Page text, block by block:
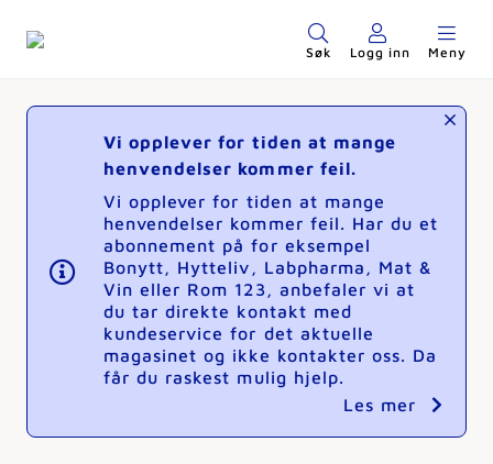
Søk Logg inn Meny
Vi opplever for tiden at mange
henvendelser kommer feil.
Vi opplever for tiden at mange
henvendelser kommer feil. Har du et
abonnement på for eksempel
Bonytt, Hytteliv, Labpharma, Mat &
Vin eller Rom 123, anbefaler vi at
du tar direkte kontakt med
kundeservice for det aktuelle
magasinet og ikke kontakter oss. Da
får du raskest mulig hjelp.
Les mer